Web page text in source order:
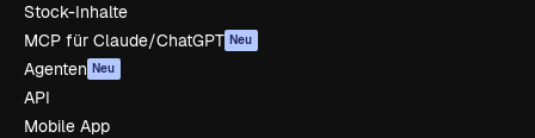
Stock-Inhalte
MCP für Claude/ChatGPT Neu
Agenten Neu
API
Mobile App